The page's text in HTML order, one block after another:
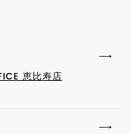
恵比寿店